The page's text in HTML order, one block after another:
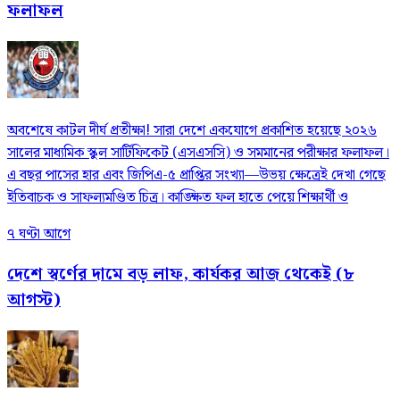
ফলাফল
​অবশেষে কাটল দীর্ঘ প্রতীক্ষা! সারা দেশে একযোগে প্রকাশিত হয়েছে ২০২৬
সালের মাধ্যমিক স্কুল সার্টিফিকেট (এসএসসি) ও সমমানের পরীক্ষার ফলাফল।
এ বছর পাসের হার এবং জিপিএ-৫ প্রাপ্তির সংখ্যা—উভয় ক্ষেত্রেই দেখা গেছে
ইতিবাচক ও সাফল্যমণ্ডিত চিত্র। কাঙ্ক্ষিত ফল হাতে পেয়ে শিক্ষার্থী ও
৭ ঘণ্টা আগে
দেশে স্বর্ণের দামে বড় লাফ, কার্যকর আজ থেকেই (৮
আগস্ট)